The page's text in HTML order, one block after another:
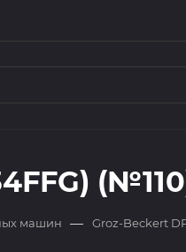
машин — Groz-Beckert